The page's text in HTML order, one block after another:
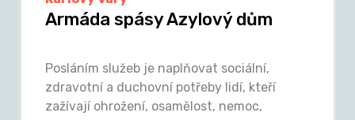
Armáda spásy Azylový dům
Posláním služeb je naplňovat sociální,
zdravotní a duchovní potřeby lidí, kteří
zažívají ohrožení, osamělost, nemoc,